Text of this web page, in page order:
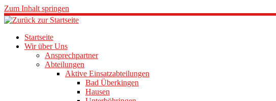
Zum Inhalt springen
Startseite
Wir über Uns
Ansprechpartner
Abteilungen
Aktive Einsatzabteilungen
Bad Überkingen
Hausen